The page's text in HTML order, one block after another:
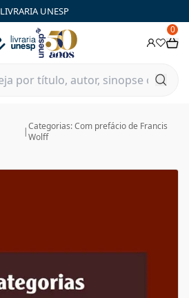
LIVRARIA UNESP
0
|Categorias: Com prefácio de Francis
Wolff